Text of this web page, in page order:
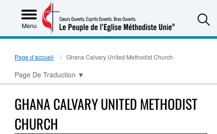
Menu
Page d’accueil Ghana Calvary United Methodist Church
Page De Traduction ▼
GHANA CALVARY UNITED METHODIST
CHURCH